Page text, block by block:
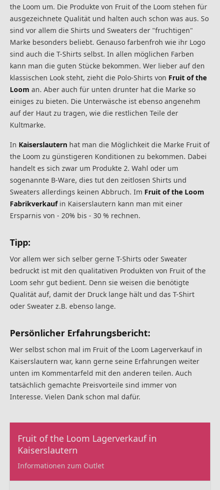
the Loom um. Die Produkte von Fruit of the Loom stehen für
ausgezeichnete Qualität und halten auch schon was aus. So
sind vor allem die Shirts und Sweaters der "fruchtigen"
Marke besonders beliebt. Genauso farbenfroh wie ihr Logo
sind auch die T-Shirts selbst. In allen möglichen Farben
kann man die guten Stücke bekommen. Wer lieber auf den
klassischen Look steht, zieht die Polo-Shirts von Fruit of the
Loom an. Aber auch für unten drunter hat die Marke so
einiges zu bieten. Die Unterwäsche ist ebenso angenehm
auf der Haut zu tragen, wie die restlichen Teile der
Kultmarke.
In Kaiserslautern hat man die Möglichkeit die Marke Fruit of
the Loom zu günstigeren Konditionen zu bekommen. Dabei
handelt es sich zwar um Produkte 2. Wahl oder um
sogenannte B-Ware, dies tut den zeitlosen Shirts und
Sweaters allerdings keinen Abbruch. Im Fruit of the Loom
Fabrikverkaufin Kaiserslautern kann man mit einer
Ersparnis von - 20% bis - 30 % rechnen.
Tipp:
Vor allem wer sich selber gerne T-Shirts oder Sweater
bedruckt ist mit den qualitativen Produkten von Fruit of the
Loom sehr gut bedient. Denn sie weisen die benötigte
Qualität auf, damit der Druck lange hält und das T-Shirt
oder Sweater z.B. ebenso lange.
Persönlicher Erfahrungsbericht:
Wer selbst schon mal im Fruit of the Loom Lagerverkauf in
Kaiserslautern war, kann gerne seine Erfahrungen weiter
unten im Kommentarfeld mit den anderen teilen. Auch
tatsächlich gemachte Preisvorteile sind immer von
Interesse. Vielen Dank schon mal dafür.
Fruit of the Loom Lagerverkauf in
Kaiserslautern
Informationen zum Outlet